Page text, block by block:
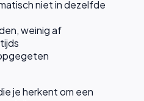
niet in dezelfde
weinig af
je herkent om een